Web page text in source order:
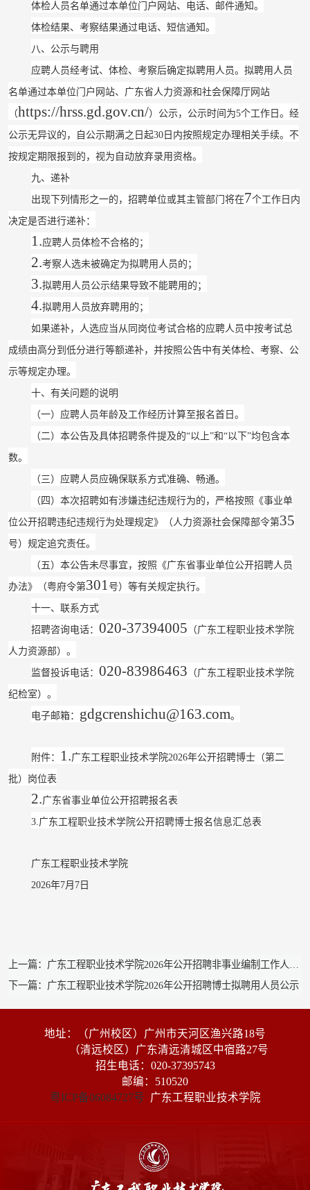
体检人员名单通过本单位门户网站、电话、邮件通知。
体检结果、考察结果通过电话、短信通知。
八、公示与聘用
应聘人员经考试、体检、考察后确定拟聘用人员。拟聘用人员
名单通过本单位门户网站、广东省人力资源和社会保障厅网站
（https://hrss.gd.gov.cn/）公示，公示时间为5个工作日。经
公示无异议的，自公示期满之日起30日内按照规定办理相关手续。不
按规定期限报到的，视为自动放弃录用资格。
九、递补
出现下列情形之一的，招聘单位或其主管部门将在7个工作日内
决定是否进行递补：
1.应聘人员体检不合格的；
2.考察人选未被确定为拟聘用人员的；
3.拟聘用人员公示结果导致不能聘用的；
4.拟聘用人员放弃聘用的；
如果递补，人选应当从同岗位考试合格的应聘人员中按考试总
成绩由高分到低分进行等额递补，并按照公告中有关体检、考察、公
示等规定办理。
十、有关问题的说明
（一）应聘人员年龄及工作经历计算至报名首日。
（二）本公告及具体招聘条件提及的“以上”和“以下”均包含本
数。
（三）应聘人员应确保联系方式准确、畅通。
（四）本次招聘如有涉嫌违纪违规行为的，严格按照《事业单
位公开招聘违纪违规行为处理规定》（人力资源社会保障部令第35
号）规定追究责任。
（五）本公告未尽事宜，按照《广东省事业单位公开招聘人员
办法》（粤府令第301 号）等有关规定执行。
十一、联系方式
招聘咨询电话：020-37394005 （广东工程职业技术学院
人力资源部）。
监督投诉电话：020-83986463 （广东工程职业技术学院
纪检室）。
电子邮箱： gdgcrenshichu@163.com。
附件： 1.广东工程职业技术学院2026年公开招聘博士 （第二
批）岗位表
2.广东省事业单位公开招聘报名表
3. 广东工程职业技术学院公开招聘博士报名信息汇总表
广东工程职业技术学院
2026年7月 7 日
上一篇：广东工程职业技术学院2026年公开招聘非事业编制工作人员（第二批）拟录用人员公示
下一篇：广东工程职业技术学院2026年公开招聘博士拟聘用人员公示
地址：（广州校区）广州市天河区渔兴路18号
（清远校区）广东清远清城区中宿路27号
招生电话：020-37395743
邮编：510520
粤ICP备06084727号 广东工程职业技术学院